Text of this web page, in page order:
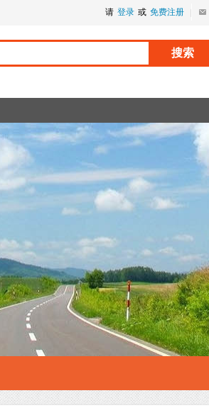
请 登录 或 免费注册
搜索